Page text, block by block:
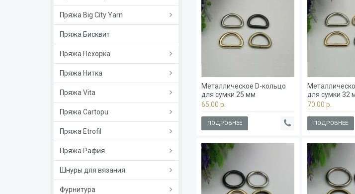
Пряжа Big City Yarn
Пряжа Бисквит
Пряжа Пехорка
Пряжа Нитка
Пряжа Vita
Пряжа Cartopu
Пряжа Etrofil
Пряжа Рафия
Шнуры для вязания
Фурнитура
Металлическое D-кольцо
для сумки 25 мм
65.00 р.
ПОДРОБНЕЕ
для сумки 32
70.00 р.
ПОДРОБНЕЕ